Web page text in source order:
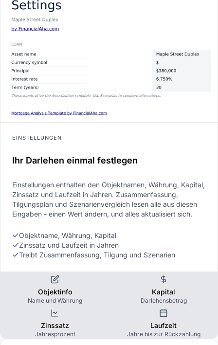
EINSTELLUNGEN
Ihr Darlehen einmal festlegen
Einstellungen enthalten den Objektnamen, Währung, Kapital,
Zinssatz und Laufzeit in Jahren. Zusammenfassung,
Tilgungsplan und Szenarienvergleich lesen alle aus diesen
Eingaben - einen Wert ändern, und alles aktualisiert sich.
Objektname, Währung, Kapital
Zinssatz und Laufzeit in Jahren
Treibt Zusammenfassung, Tilgung und Szenarien
Objektinfo
Name und Währung
Kapital
Darlehensbetrag
Zinssatz
Jahresprozent
Laufzeit
Jahre bis zur Rückzahlung